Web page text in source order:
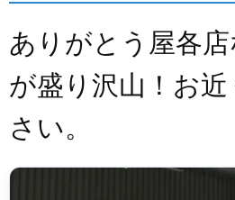
ありがとう屋各
が盛り沢山！お
さい。